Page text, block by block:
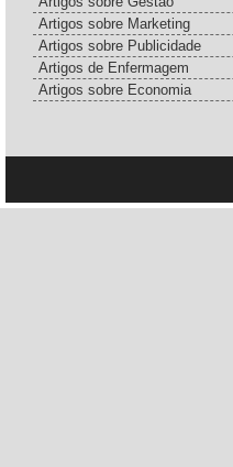
Artigos sobre Marketing
Artigos sobre Publicidade
Artigos de Enfermagem
Artigos sobre Economia